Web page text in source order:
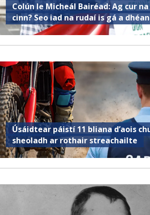
Colún le Micheál Bairéad: Ag cur
cinn? Seo iad na rudaí is gá a
Úsáidtear páistí 11 bliana d’aois
sheoladh ar rothair streachailte